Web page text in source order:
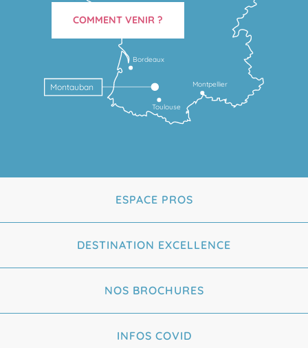
Toulouse
Montpellier
Bordeaux
Montauban
COMMENT VENIR ?
ESPACE PROS
DESTINATION EXCELLENCE
NOS BROCHURES
INFOS COVID